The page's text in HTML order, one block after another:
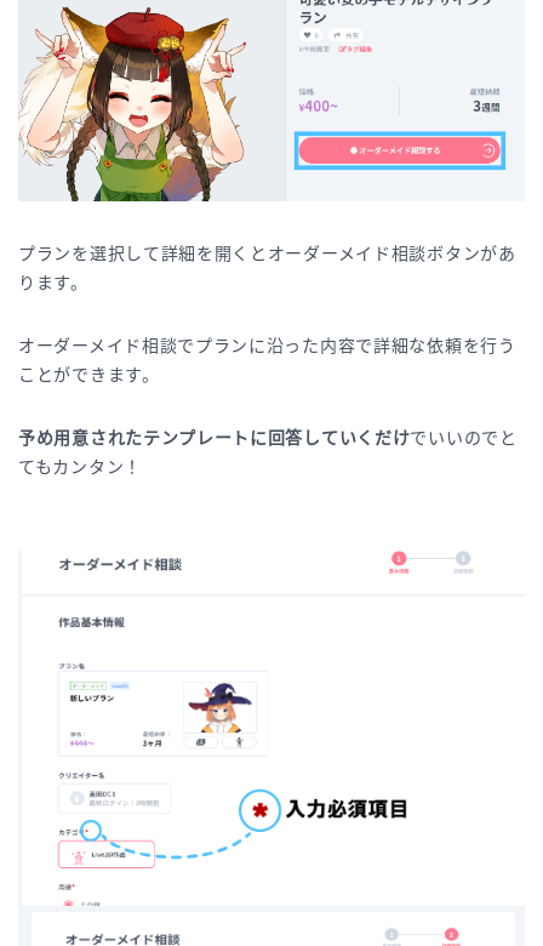
プランを選択して詳細を開くとオーダーメイド相談ボタンがあ
ります。
オーダーメイド相談でプランに沿った内容で詳細な依頼を行う
ことができます。
予め用意されたテンプレートに回答していくだけでいいのでと
てもカンタン！